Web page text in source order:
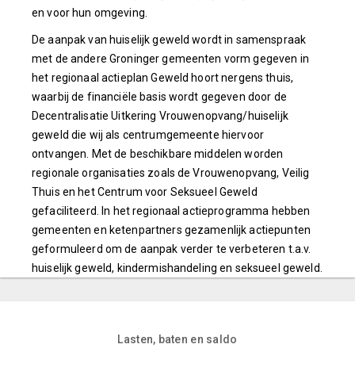
en voor hun omgeving.
De aanpak van huiselijk geweld wordt in samenspraak
met de andere Groninger gemeenten vorm gegeven in
het regionaal actieplan Geweld hoort nergens thuis,
waarbij de financiële basis wordt gegeven door de
Decentralisatie Uitkering Vrouwenopvang/huiselijk
geweld die wij als centrumgemeente hiervoor
ontvangen. Met de beschikbare middelen worden
regionale organisaties zoals de Vrouwenopvang, Veilig
Thuis en het Centrum voor Seksueel Geweld
gefaciliteerd. In het regionaal actieprogramma hebben
gemeenten en ketenpartners gezamenlijk actiepunten
geformuleerd om de aanpak verder te verbeteren t.a.v.
huiselijk geweld, kindermishandeling en seksueel geweld.
Lasten, baten en saldo